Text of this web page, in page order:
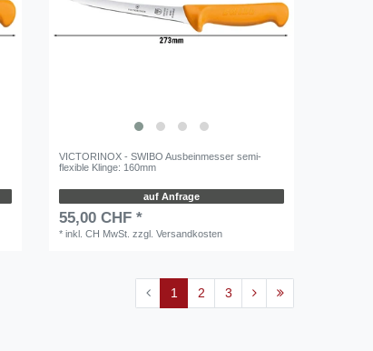
VICTORINOX - SWIBO Ausbeinmesser semi-
flexible Klinge: 160mm
auf Anfrage
55,00 CHF *
*inkl. CH MwSt. zzgl.Versandkosten
1 2 3